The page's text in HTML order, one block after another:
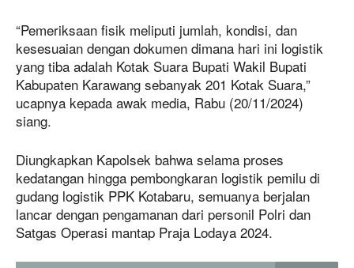
“Pemeriksaan fisik meliputi jumlah, kondisi, dan
kesesuaian dengan dokumen dimana hari ini logistik
yang tiba adalah Kotak Suara Bupati Wakil Bupati
Kabupaten Karawang sebanyak 201 Kotak Suara,”
ucapnya kepada awak media, Rabu (20/11/2024)
siang.
Diungkapkan Kapolsek bahwa selama proses
kedatangan hingga pembongkaran logistik pemilu di
gudang logistik PPK Kotabaru, semuanya berjalan
lancar dengan pengamanan dari personil Polri dan
Satgas Operasi mantap Praja Lodaya 2024.